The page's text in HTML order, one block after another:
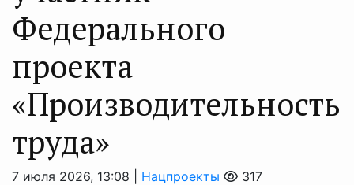
Федерального
проекта
«Производительность
труда»
7 июля 2026, 13:08 | Нацпроекты 317